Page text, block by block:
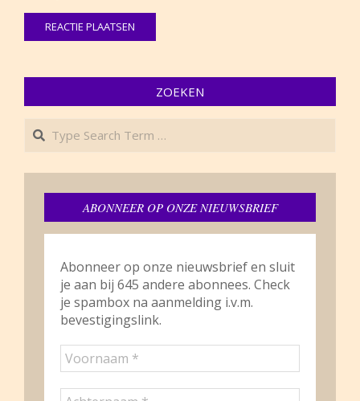
ZOEKEN
Search
ABONNEER OP ONZE NIEUWSBRIEF
Abonneer op onze nieuwsbrief en sluit
je aan bij 645 andere abonnees. Check
je spambox na aanmelding i.v.m.
bevestigingslink.